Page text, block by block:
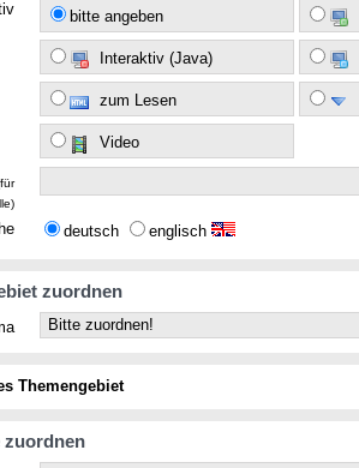
bitte angeben
Interaktiv (Java)
zum Lesen
Video
deutsch englisch
zuordnen
Themengebiet
zuordnen